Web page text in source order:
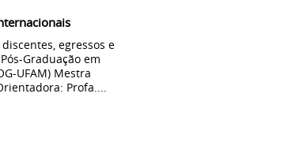
egressos e
Graduação em
UFAM) Mestra
Profa....